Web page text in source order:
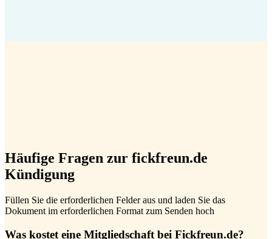
Häufige Fragen zur fickfreun.de
Kündigung
Füllen Sie die erforderlichen Felder aus und laden Sie das
Dokument im erforderlichen Format zum Senden hoch
Was kostet eine Mitgliedschaft bei Fickfreun.de?